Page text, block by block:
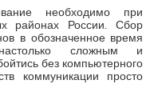
необходимо при
районах России. Сбор
в обозначенное время
сложным и
без компьютерного
коммуникации просто